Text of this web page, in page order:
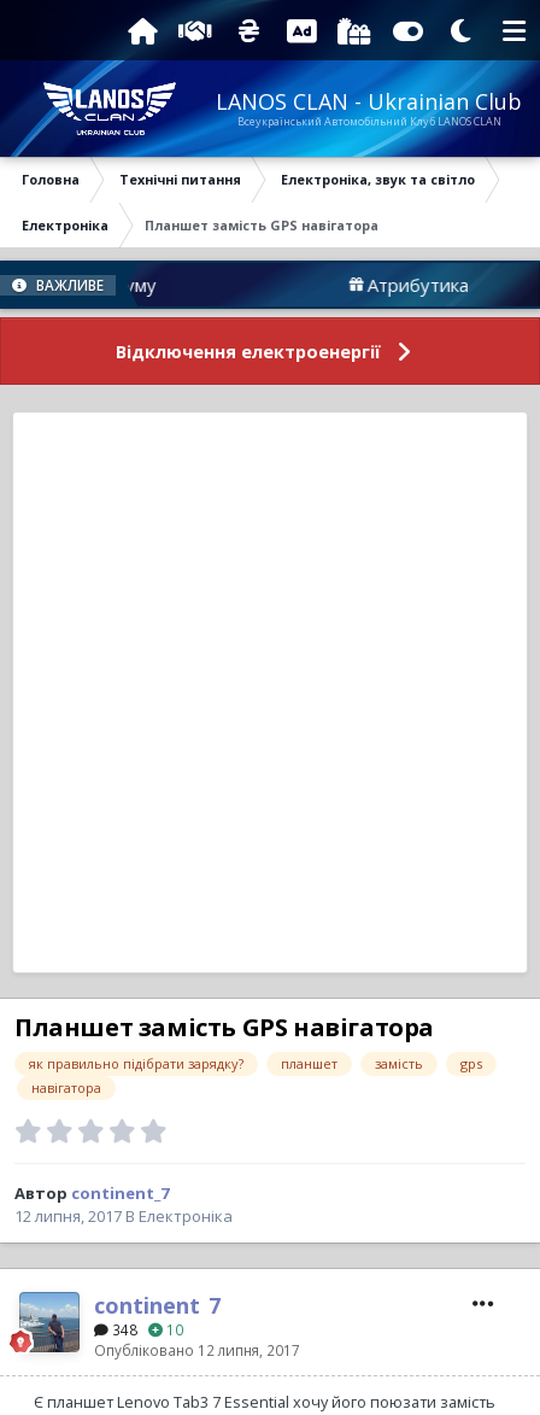
LANOS CLAN - Ukrainian Club
Всеукраїнський Автомобільний Клуб LANOS CLAN
Головна Технічні питання Електроніка, звук та світло
Електроніка Планшет замість GPS навігатора
ВАЖЛИВЕ
Форуму Атрибутика
Відключення електроенергії
Планшет замість GPS навігатора
як правильно підібрати зарядку? планшет замість
gps
навігатора
Автор continent_7
12 липня, 2017 В Електроніка
continent_7
348
10
Опубліковано 12 липня, 2017
Є планшет Lenovo Tab3 7 Essential хочу його поюзати замість